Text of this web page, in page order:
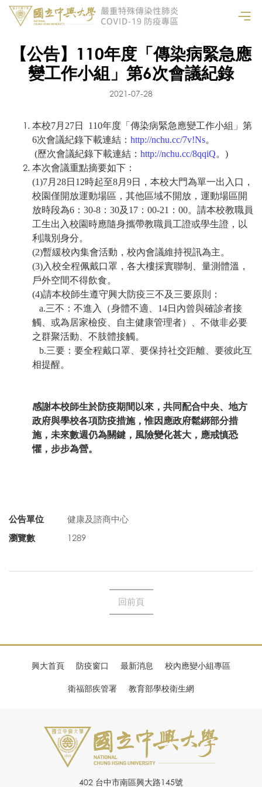
【公告】110年度「傳染病緊急應
變工作小組」第6次會議紀錄
2021-07-28
本校7月27日 110年度「傳染病緊急應變工作小組」第
6次會議紀錄下載連結： http://nchu.cc/7v!Ns。
(歷次會議紀錄下載連結： http://nchu.cc/8qqiQ。)
本次會議重點摘要如下：
(1)7月 28日12時起至8月9日，本校大門為單一出入口，
校園僅開放運動場區，其他區域不開放，運動場區開
放時段為6：30-8：30及17：00-21：00。請本校教職員
工生出入校園時應隨身攜帶教職員工證或學生證，以
利識別身分。
(2)暫緩校內集會活動，校內會議維持視訊為主。
(3)入校全程佩戴口罩，各大樓採實聯制、量測體溫，
戶外空間不得飲食。
(4)請本校師生遵守興大防疫三不及三要原則：
a.三不：不進入（身體不適、14日內曾與確診者接
觸、或為居家檢疫、自主健康管理者）、不做非必要
之群聚活動、不肢體接觸。
b.三要：要全程戴口罩、要保持社交距離、要彼此互
相提醒。
感謝本校師生於防疫期間以來，共同配合中央、地方
政府與學校各項防疫措施，惟因應政府鬆綁部分措
施，未來數週仍為關鍵，風險變化甚大，應戒慎恐
懼，步步為營。
公告單位
健康及諮商中心
瀏覽數
1289
回前頁
興大首頁 防疫窗口 最新消息 校內應變小組專區
衛福部疾管署 教育部學校衛生網
402 台中市南區興大路145號